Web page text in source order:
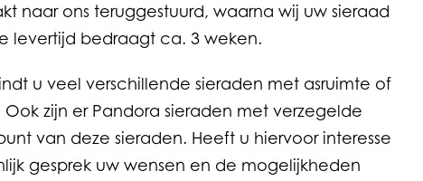
naar ons teruggestuurd, waarna wij uw sieraad
levertijd bedraagt ca. 3 weken.
u veel verschillende sieraden met asruimte of
zijn er Pandora sieraden met verzegelde
van deze sieraden. Heeft u hiervoor interesse
gesprek uw wensen en de mogelijkheden